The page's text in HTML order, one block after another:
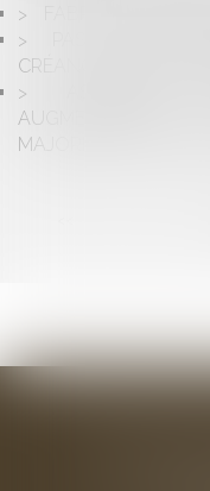
PAS DE
CRÉANCES ENTRE
AUGMENTATION
MAJORITÉ DE 60%